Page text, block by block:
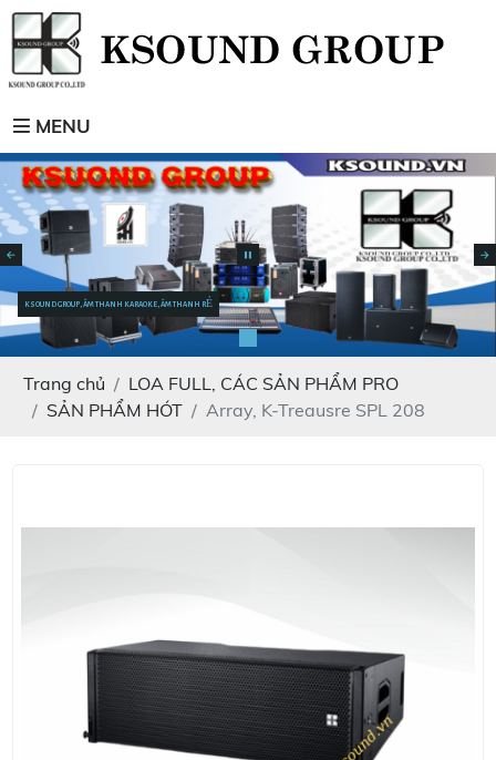
MENU
KSOUND GROUP, ÂM THANH KARAOKE, ÂM THANH RẺ
Trang chủ
LOA FULL, CÁC SẢN PHẨM PRO
SẢN PHẨM HÓT
Array, K-Treausre SPL 208